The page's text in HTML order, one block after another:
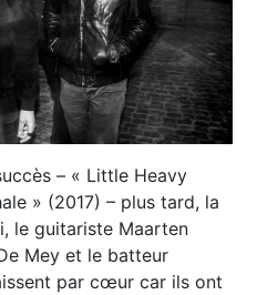
– « Little Heavy
» (2017) – plus tard, la
le guitariste Maarten
Mey et le batteur
par cœur car ils ont